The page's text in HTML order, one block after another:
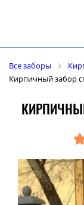
Все заборы
Кирпичный забор